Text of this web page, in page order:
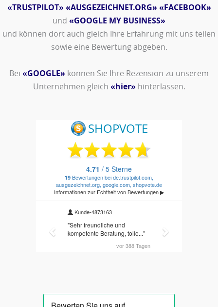
«TRUSTPILOT» «AUSGEZEICHNET.ORG» «FACEBOOK»
und «GOOGLE MY BUSINESS»
und können dort auch gleich Ihre Erfahrung mit uns teilen
sowie eine Bewertung abgeben.
Bei «GOOGLE» können Sie Ihre Rezension zu unserem
Unternehmen gleich «hier» hinterlassen.